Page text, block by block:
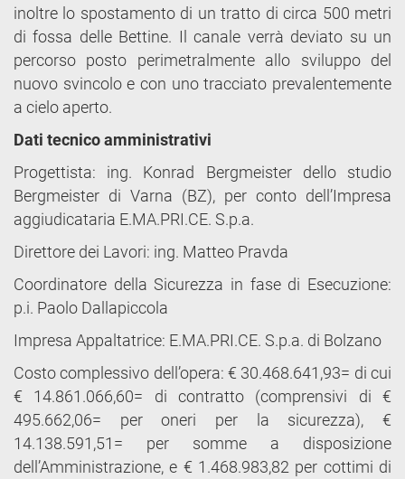
inoltre lo spostamento di un tratto di circa 500 metri
di fossa delle Bettine. Il canale verrà deviato su un
percorso posto perimetralmente allo sviluppo del
nuovo svincolo e con uno tracciato prevalentemente
a cielo aperto.
Dati tecnico amministrativi
Progettista: ing. Konrad Bergmeister dello studio
Bergmeister di Varna (BZ), per conto dell’Impresa
aggiudicataria E.MA.PRI.CE. S.p.a.
Direttore dei Lavori: ing. Matteo Pravda
Coordinatore della Sicurezza in fase di Esecuzione:
p.i. Paolo Dallapiccola
Impresa Appaltatrice: E.MA.PRI.CE. S.p.a. di Bolzano
Costo complessivo dell’opera: € 30.468.641,93= di cui
€ 14.861.066,60= di contratto (comprensivi di €
495.662,06= per oneri per la sicurezza), €
14.138.591,51= per somme a disposizione
dell’Amministrazione, e € 1.468.983,82 per cottimi di